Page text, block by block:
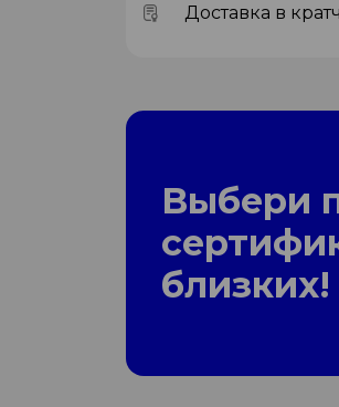
Доставка в
Выбери
близких!